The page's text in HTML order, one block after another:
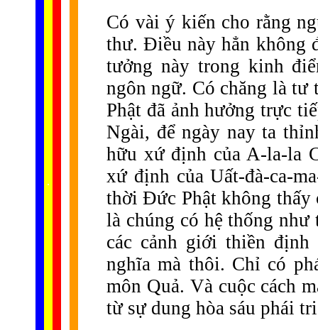
.
Có vài ý kiến cho rằng
thư. Điều này hẳn không
tưởng này trong kinh
ngôn ngữ. Có chăng là
Phật đã ảnh hưởng trực
Ngài, để ngày nay ta
hữu xứ định của A-la-la
xứ định của Uất-đà-ca-
thời Đức Phật không thấy
là chúng có hệ thống như
các cảnh giới thiền
nghĩa mà thôi. Chỉ có
môn Quả. Và cuộc cách
từ sự dung hòa sáu phái